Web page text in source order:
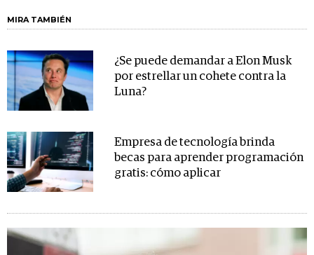
MIRA TAMBIÉN
¿Se puede demandar a Elon Musk
por estrellar un cohete contra la
Luna?
Empresa de tecnología brinda
becas para aprender programación
gratis: cómo aplicar